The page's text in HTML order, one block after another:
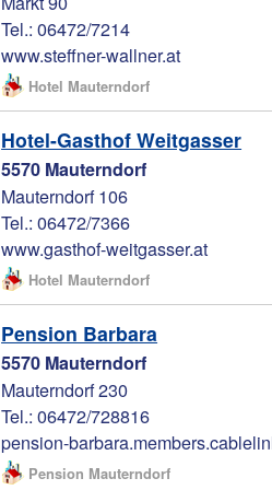
Tel.: 06472/7214
www.steffner-wallner.at
Hotel Mauterndorf
Hotel-Gasthof Weitgasser
5570 Mauterndorf
Mauterndorf 106
Tel.: 06472/7366
www.gasthof-weitgasser.at
Hotel Mauterndorf
Pension Barbara
5570 Mauterndorf
Mauterndorf 230
Tel.: 06472/728816
pension-
Pension Mauterndorf